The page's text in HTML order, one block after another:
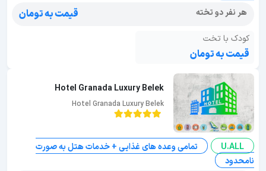
هر نفر دو تخته
قیمت به تومان
کودک با تخت
قیمت به تومان
Hotel Granada Luxury Belek
Hotel Granada Luxury Belek
U.ALL
تمامی وعده های غذایی + خدمات هتل به صورت
نامحدود